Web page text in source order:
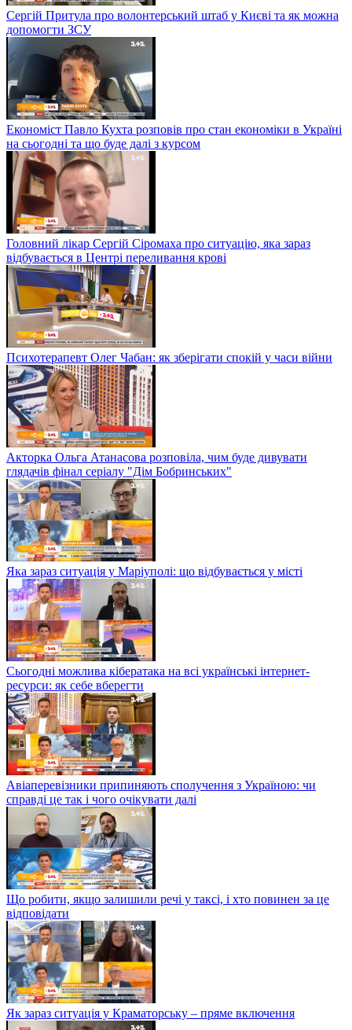
Сергій Притула про волонтерський штаб у Києві та як можна
допомогти ЗСУ
Економіст Павло Кухта розповів про стан економіки в Україні
на сьогодні та що буде далі з курсом
Головний лікар Сергій Сіромаха про ситуацію, яка зараз
відбувається в Центрі переливання крові
Психотерапевт Олег Чабан: як зберігати спокій у часи війни
Акторка Ольга Атанасова розповіла, чим буде дивувати
глядачів фінал серіалу "Дім Бобринських"
Яка зараз ситуація у Маріуполі: що відбувається у місті
Сьогодні можлива кібератака на всі українські інтернет-
ресурси: як себе вберегти
Авіаперевізники припиняють сполучення з Україною: чи
справді це так і чого очікувати далі
Що робити, якщо залишили речі у таксі, і хто повинен за це
відповідати
Як зараз ситуація у Краматорську – пряме включення